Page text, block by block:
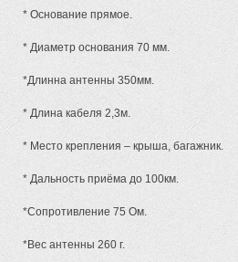
* Основание прямое.
* Диаметр основания 70 мм.
*Длинна антенны 350мм.
* Длина кабеля 2,3м.
* Место крепления – крыша, багажник.
* Дальность приёма до 100км.
*Сопротивление 75 Ом.
*Вес антенны 260 г.